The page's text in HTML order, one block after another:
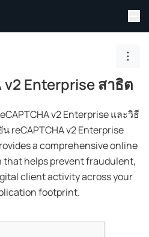
สลั
v2 Enterprise สาธิต
v2 Enterprise และวิธี
reCAPTCHA v2 Enterprise
a comprehensive online
helps prevent fraudulent,
client activity across your
footprint.